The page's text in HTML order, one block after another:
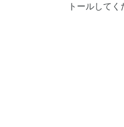
トールしてく